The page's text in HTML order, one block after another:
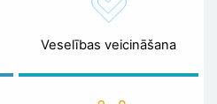
Veselības veicināšana